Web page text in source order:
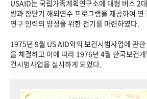
USAID는 국립가족계획연구소에 대형 버스 2
량과 장단기 해외연수 프로그램을 제공하여
연구 인력의 양성을 위한 전기를 마련하였다.
1975년 9월 US AID와의 보건시범사업에 관
을 체결하고 이에 따라 1976년 4월 한국보건
건시범사업을 실시하게 되었다.